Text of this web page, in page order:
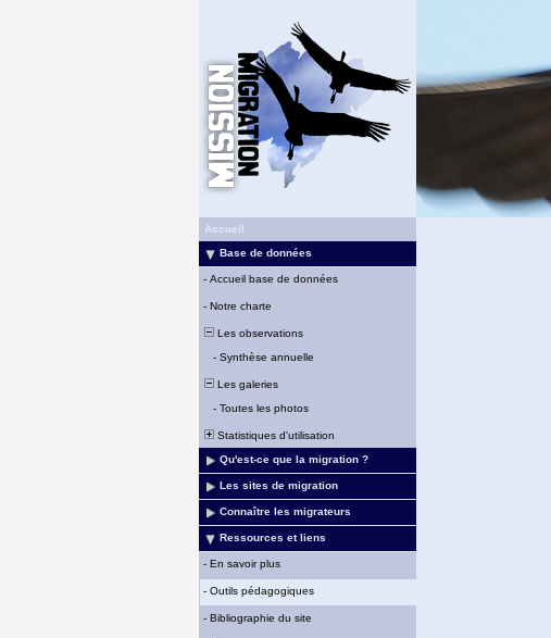
Accueil
Base de données
- Accueil base de données
- Notre charte
Les observations
- Synthèse annuelle
Les galeries
- Toutes les photos
Statistiques d'utilisation
Qu'est-ce que la migration ?
Les sites de migration
Connaître les migrateurs
Ressources et liens
- En savoir plus
- Outils pédagogiques
- Bibliographie du site